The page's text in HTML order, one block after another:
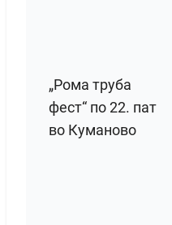
„Рома труба
фест“ по 22. пат
во Куманово